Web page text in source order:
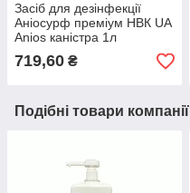
Засіб для дезінфекції
Аніосурф преміум НВК UA
Anios каністра 1л
719,60 ₴
Подібні товари компанії